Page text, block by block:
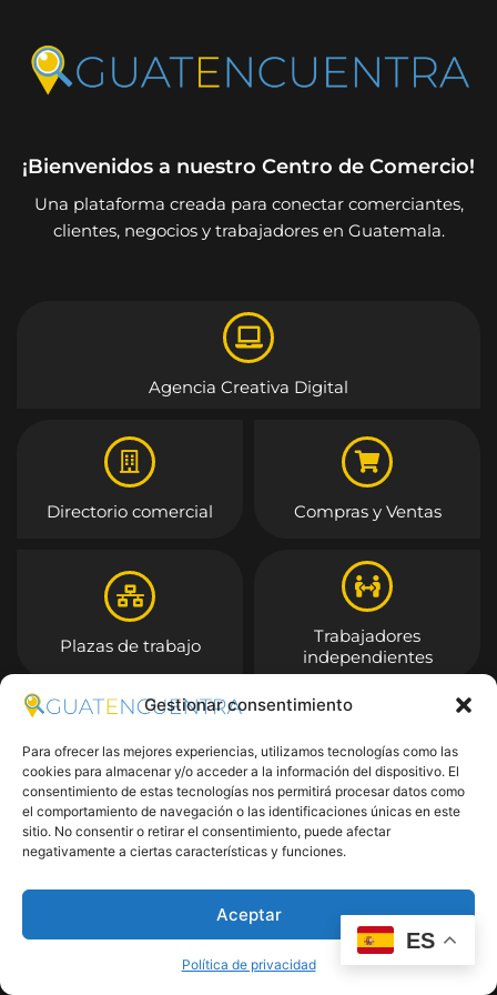
Gestionar consentimiento
Para ofrecer las mejores experiencias, utilizamos tecnologías como las
cookies para almacenar y/o acceder a la información del dispositivo. El
consentimiento de estas tecnologías nos permitirá procesar datos como
el comportamiento de navegación o las identificaciones únicas en este
sitio. No consentir o retirar el consentimiento, puede afectar
negativamente a ciertas características y funciones.
Aceptar
Política de privacidad
¡Bienvenidos a nuestro Centro de Comercio!
Una plataforma creada para conectar comerciantes,
clientes, negocios y trabajadores en Guatemala.
Agencia Creativa Digital
Directorio comercial Compras y Ventas
Plazas de trabajo
Trabajadores
independientes
Entrar
ES